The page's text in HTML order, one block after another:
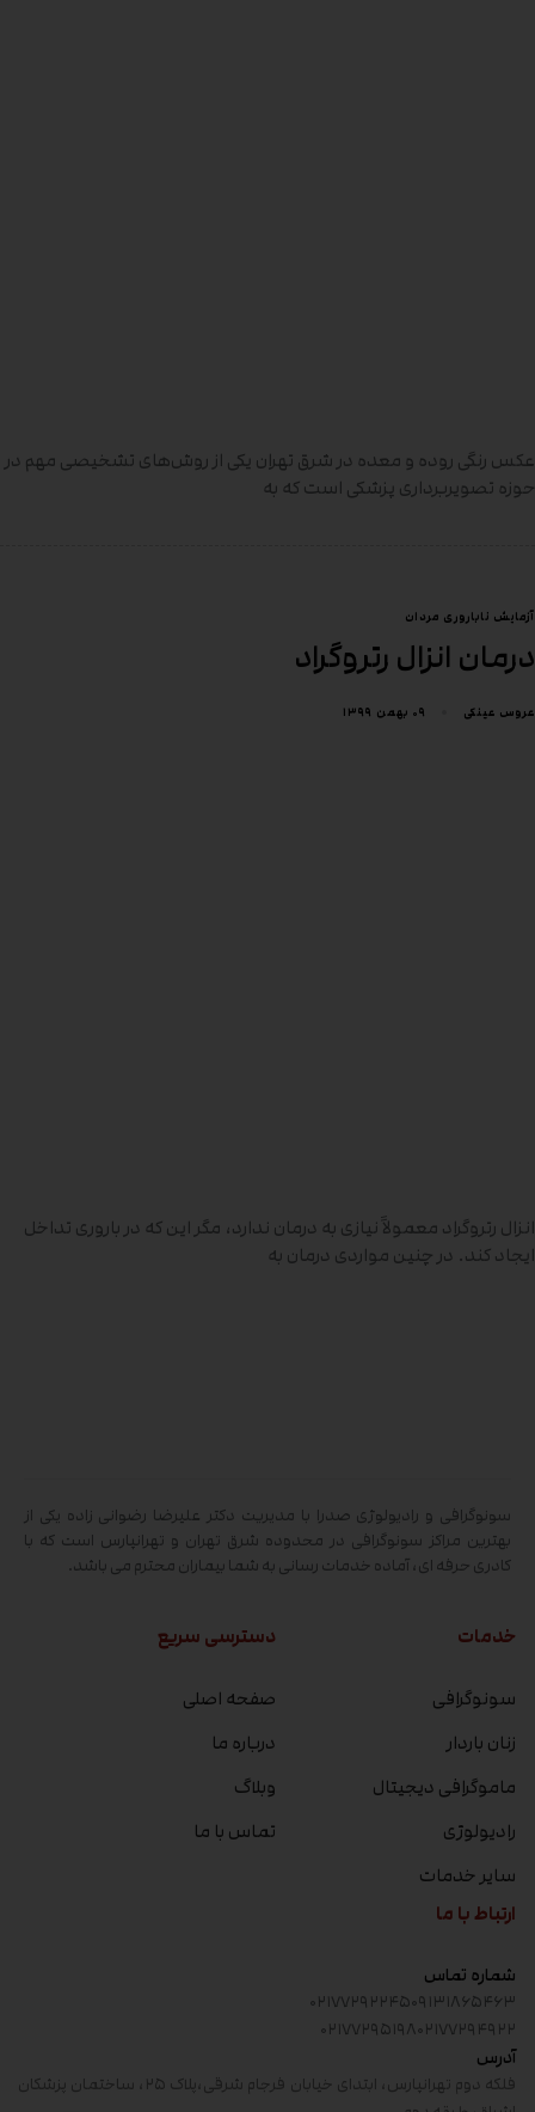
عکس رنگی روده و معده در شرق تهران یکی از روش‌های تشخیصی مهم در
حوزه تصویربرداری پزشکی است که به
آزمایش ناباروری مردان
درمان انزال رتروگراد
عروس عینکی ۰۹ بهمن ۱۳۹۹
انزال رتروگراد معمولاً نیازی به درمان ندارد، مگر این که در باروری تداخل
ایجاد کند. در چنین مواردی درمان به
سونوگرافی و رادیولوژی صدرا با مدیریت دکتر علیرضا رضوانی زاده یکی از
بهترین مراکز سونوگرافی در محدوده شرق تهران و تهرانپارس است که با
کادری حرفه ای، آماده خدمات رسانی به شما بیماران محترم می باشد.
خدمات
سونوگرافی
زنان باردار
ماموگرافی دیجیتال
رادیولوژی
سایر خدمات
دسترسی سریع
صفحه اصلی
درباره ما
وبلاگ
تماس با ما
ارتباط با ما
شماره تماس
۰۹۱۳۱۸۶۵۴۶۳۰۲۱۷۷۲۹۲۲۴۵
۰۲۱۷۷۲۹۴۹۲۲۰۲۱۷۷۲۹۵۱۹۸
آدرس
فلکه دوم تهرانپارس، ابتدای خیابان فرجام شرقی،پلاک ۲۵، ساختمان پزشکان